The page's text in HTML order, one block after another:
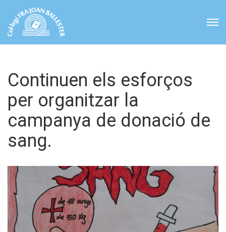
Continuen els esforços
per organitzar la
campanya de donació de
sang.